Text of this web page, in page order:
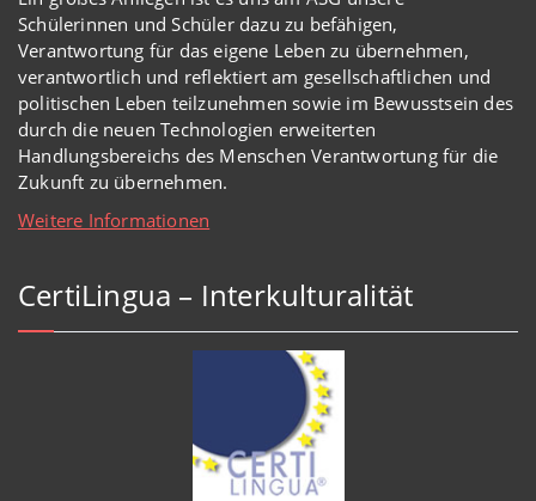
Schülerinnen und Schüler dazu zu befähigen,
Verantwortung für das eigene Leben zu übernehmen,
verantwortlich und reflektiert am gesellschaftlichen und
politischen Leben teilzunehmen sowie im Bewusstsein des
durch die neuen Technologien erweiterten
Handlungsbereichs des Menschen Verantwortung für die
Zukunft zu übernehmen.
Weitere Informationen
CertiLingua – Interkulturalität